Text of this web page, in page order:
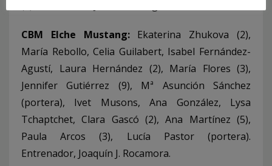
CBM Elche Mustang:Ekaterina Zhukova (2),
María Rebollo, Celia Guilabert, Isabel Fernández-
Agustí, Laura Hernández (2), María Flores (3),
Jennifer Gutiérrez (9), Mª Asunción Sánchez
(portera), Ivet Musons, Ana González, Lysa
Tchaptchet, Clara Gascó (2), Ana Martínez (5),
Paula Arcos (3), Lucía Pastor (portera).
Entrenador, Joaquín J. Rocamora.